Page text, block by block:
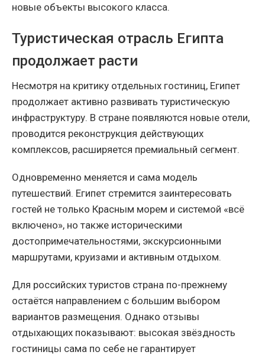
новые объекты высокого класса.
Туристическая отрасль Египта
продолжает расти
Несмотря на критику отдельных гостиниц, Египет
продолжает активно развивать туристическую
инфраструктуру. В стране появляются новые отели,
проводится реконструкция действующих
комплексов, расширяется премиальный сегмент.
Одновременно меняется и сама модель
путешествий. Египет стремится заинтересовать
гостей не только Красным морем и системой «всё
включено», но также историческими
достопримечательностями, экскурсионными
маршрутами, круизами и активным отдыхом.
Для российских туристов страна по-прежнему
остаётся направлением с большим выбором
вариантов размещения. Однако отзывы
отдыхающих показывают: высокая звёздность
гостиницы сама по себе не гарантирует